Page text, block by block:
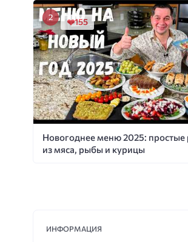
Новогоднее меню 2025: простые
из мяса, рыбы и курицы
155
ИНФОРМАЦИЯ